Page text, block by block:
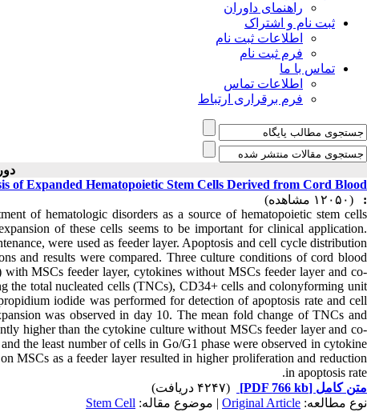
راهنمای داوران
ثبت نام و اشتراک
اطلاعات ثبت نام
فرم ثبت نام
تماس با ما
اطلاعات تماس
فرم برقراری ارتباط
دوره ۳،
of Expanded Hematopoietic Stem Cells Derived from Cord Blood
:
(۱۲۰۵۰ مشاهده)
of hematologic disorders as a source of hematopoietic stem cells
of these cells seems to be important for clinical application.
were used as feeder layer. Apoptosis and cell cycle distribution
and results were compared. Three culture conditions of cord blood
MSCs feeder layer, cytokines without MSCs feeder layer and co-
total nucleated cells (TNCs), CD34+ cells and colonyforming unit
iodide was performed for detection of apoptosis rate and cell
was observed in day 10. The mean fold change of TNCs and
higher than the cytokine culture without MSCs feeder layer and co-
the least number of cells in Go/G1 phase were observed in cytokine
MSCs as a feeder layer resulted in higher proliferation and reduction
in apoptosis rate.
متن کامل [PDF 766 kb]
(۴۲۴۷ دریافت)
نوع مطالعه: Original Article | موضوع مقاله: Stem Cell